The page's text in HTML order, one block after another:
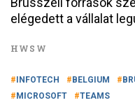
elégedett a vállalat
HWSW
INFOTECH BELGIUM
MICROSOFT
TEAMS